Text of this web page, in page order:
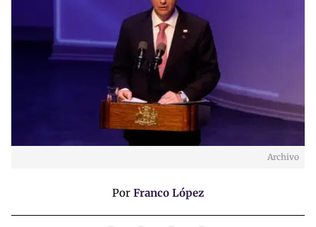
Archivo
Por Franco López